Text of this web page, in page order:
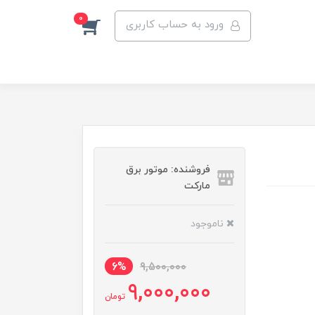
ورود به حساب کاربری 0
فروشنده: موتور برق
مارکت
ناموجود
9,500,000
6%
9,000,000 تومان